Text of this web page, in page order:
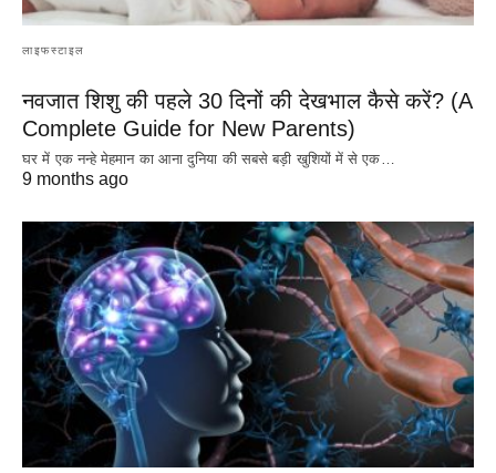
लाइफस्टाइल
नवजात शिशु की पहले 30 दिनों की देखभाल कैसे करें? (A
Complete Guide for New Parents)
घर में एक नन्हे मेहमान का आना दुनिया की सबसे बड़ी खुशियों में से एक…
9 months ago